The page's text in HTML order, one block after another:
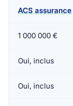
ACS assurance
1 000 000 €
Oui, inclus
Oui, inclus